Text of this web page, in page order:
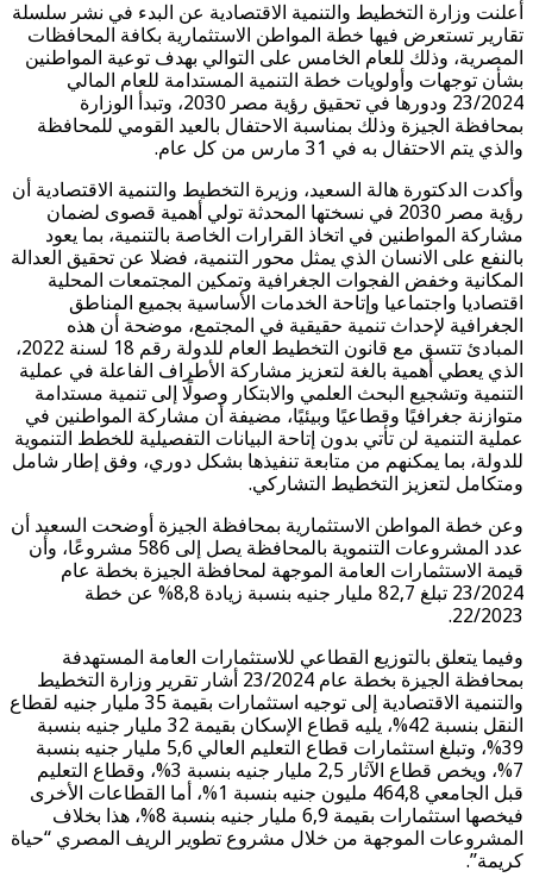
أعلنت وزارة التخطيط والتنمية الاقتصادية عن البدء في نشر سلسلة
تقارير تستعرض فيها خطة المواطن الاستثمارية بكافة المحافظات
المصرية، وذلك للعام الخامس على التوالي بهدف توعية المواطنين
بشأن توجهات وأولويات خطة التنمية المستدامة للعام المالي
23/2024 ودورها في تحقيق رؤية مصر 2030، وتبدأ الوزارة
بمحافظة الجيزة وذلك بمناسبة الاحتفال بالعيد القومي للمحافظة
والذي يتم الاحتفال به في 31 مارس من كل عام.
وأكدت الدكتورة هالة السعيد، وزيرة التخطيط والتنمية الاقتصادية أن
رؤية مصر 2030 في نسختها المحدثة تولي أهمية قصوى لضمان
مشاركة المواطنين في اتخاذ القرارات الخاصة بالتنمية، بما يعود
بالنفع على الانسان الذي يمثل محور التنمية، فضلا عن تحقيق العدالة
المكانية وخفض الفجوات الجغرافية وتمكين المجتمعات المحلية
اقتصاديا واجتماعيا وإتاحة الخدمات الأساسية بجميع المناطق
الجغرافية لإحداث تنمية حقيقية في المجتمع، موضحة أن هذه
المبادئ تتسق مع قانون التخطيط العام للدولة رقم 18 لسنة 2022،
الذي يعطي أهمية بالغة لتعزيز مشاركة الأطراف الفاعلة في عملية
التنمية وتشجيع البحث العلمي والابتكار وصولًا إلى تنمية مستدامة
متوازنة جغرافيًا وقطاعيًا وبيئيًا، مضيفة أن مشاركة المواطنين في
عملية التنمية لن تأتي بدون إتاحة البيانات التفصيلية للخطط التنموية
للدولة، بما يمكنهم من متابعة تنفيذها بشكل دوري، وفق إطار شامل
ومتكامل لتعزيز التخطيط التشاركي.
وعن خطة المواطن الاستثمارية بمحافظة الجيزة أوضحت السعيد أن
عدد المشروعات التنموية بالمحافظة يصل إلى 586 مشروعًا، وأن
قيمة الاستثمارات العامة الموجهة لمحافظة الجيزة بخطة عام
23/2024 تبلغ 82,7 مليار جنيه بنسبة زيادة 8,8% عن خطة
22/2023.
وفيما يتعلق بالتوزيع القطاعي للاستثمارات العامة المستهدفة
بمحافظة الجيزة بخطة عام 23/2024 أشار تقرير وزارة التخطيط
والتنمية الاقتصادية إلى توجيه استثمارات بقيمة 35 مليار جنيه لقطاع
النقل بنسبة 42%، يليه قطاع الإسكان بقيمة 32 مليار جنيه بنسبة
39%، وتبلغ استثمارات قطاع التعليم العالي 5,6 مليار جنيه بنسبة
7%، ويخص قطاع الآثار 2,5 مليار جنيه بنسبة 3%، وقطاع التعليم
قبل الجامعي 464,8 مليون جنيه بنسبة 1%، أما القطاعات الأخرى
فيخصها استثمارات بقيمة 6,9 مليار جنيه بنسبة 8%، هذا بخلاف
المشروعات الموجهة من خلال مشروع تطوير الريف المصري “حياة
كريمة”.